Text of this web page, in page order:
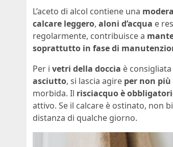
L’aceto di alcol contiene una
calcare leggero, aloni d’acqua e
regolarmente, contribuisce a
soprattutto in fase di
Per i vetri della doccia è
asciutto, si lascia agire per non
morbida. Il risciacquo è
attivo. Se il calcare è ostinato, non
distanza di qualche giorno.